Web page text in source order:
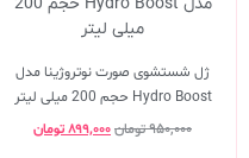
ژل شستشوی صورت نوتروژینا مدل
Hydro Boost حجم 200 میلی لیتر
۹۵۰,۰۰۰تومان۸۹۹,۰۰۰تومان